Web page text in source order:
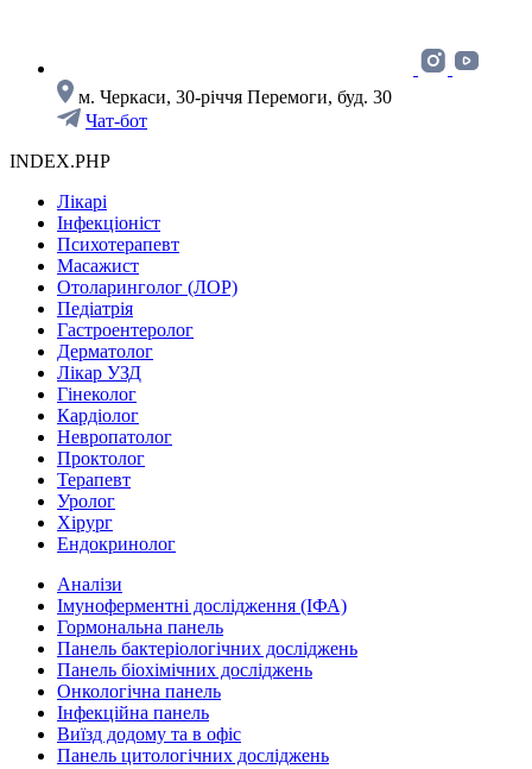
м. Черкаси, 30-річчя Перемоги, буд. 30
Чат-бот
INDEX.PHP
Лікарі
Інфекціоніст
Психотерапевт
Масажист
Отоларинголог (ЛОР)
Педіатрія
Гастроентеролог
Дерматолог
Лікар УЗД
Гінеколог
Кардіолог
Невропатолог
Проктолог
Терапевт
Уролог
Хірург
Ендокринолог
Аналізи
Імуноферментні дослідження (ІФА)
Гормональна панель
Панель бактеріологічних досліджень
Панель біохімічних досліджень
Онкологічна панель
Інфекційна панель
Виїзд додому та в офіс
Панель цитологічних досліджень